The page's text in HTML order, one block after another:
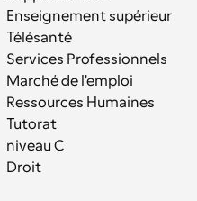
Enseignement supérieur
Télésanté
Services Professionnels
Marché de l'emploi
Ressources Humaines
Tutorat
niveau C
Droit